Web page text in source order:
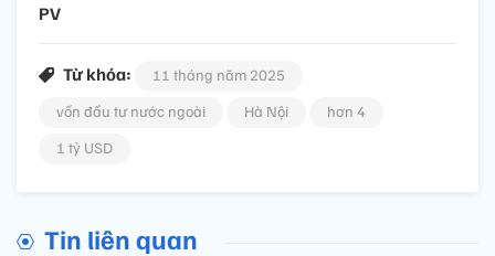
PV
Từ khóa:
11 tháng năm 2025
vốn đầu tư nước ngoài
Hà Nội
hơn 4
1 tỷ USD
Tin liên quan